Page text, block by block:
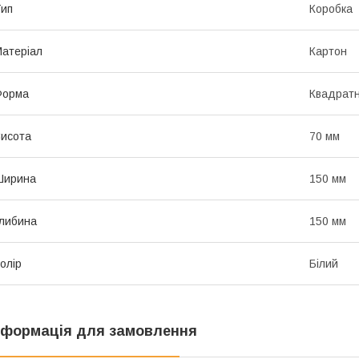
Коробка
Картон
70 мм
150 мм
150 мм
Білий
для замовлення